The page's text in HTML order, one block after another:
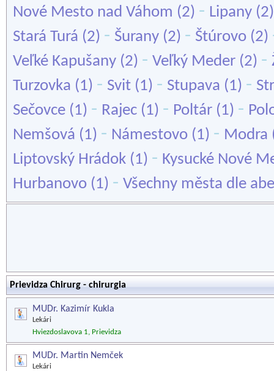
Nové Mesto nad Váhom (2) - Lipany
Stará Turá (2) - Šurany (2) - Štúrovo (2)
Veľké Kapušany (2) - Veľký Meder (2) -
Turzovka (1) - Svit (1) - Stupava (1) -
Sečovce (1) - Rajec (1) - Poltár (1) -
Nemšová (1) - Námestovo (1) - Modra
Liptovský Hrádok (1) - Kysucké Nové
Hurbanovo (1) - Všechny města dle
Prievidza Chirurg - chirurgia
MUDr. Kazimír Kukla
Lekári
Hviezdoslavova 1, Prievidza
MUDr. Martin Nemček
Lekári